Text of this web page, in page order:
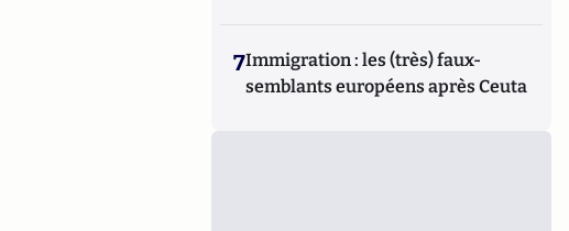
7Immigration : les (très) faux-
semblants européens après Ceuta